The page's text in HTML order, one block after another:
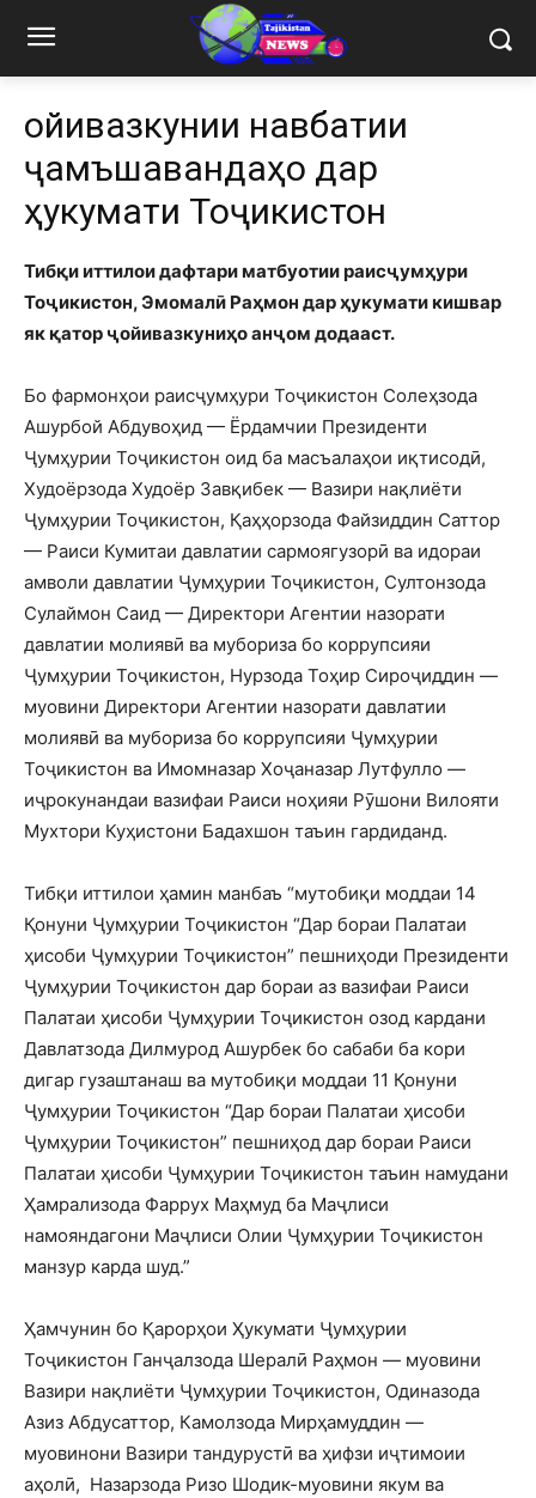
Ҷойивазкунии навбатии
ҷамъшавандаҳо дар
ҳукумати Тоҷикистон
Тибқи иттилои дафтари матбуотии раисҷумҳури
Тоҷикистон, Эмомалӣ Раҳмон дар ҳукумати кишвар
як қатор ҷойивазкуниҳо анҷом додааст.
Бо фармонҳои раисҷумҳури Тоҷикистон Солеҳзода
Ашурбой Абдувоҳид — Ёрдамчии Президенти
Ҷумҳурии Тоҷикистон оид ба масъалаҳои иқтисодӣ,
Худоёрзода Худоёр Завқибек — Вазири нақлиёти
Ҷумҳурии Тоҷикистон, Қаҳҳорзода Файзиддин Саттор
— Раиси Кумитаи давлатии сармоягузорӣ ва идораи
амволи давлатии Ҷумҳурии Тоҷикистон, Султонзода
Сулаймон Саид — Директори Агентии назорати
давлатии молиявӣ ва мубориза бо коррупсияи
Ҷумҳурии Тоҷикистон, Нурзода Тоҳир Сироҷиддин —
муовини Директори Агентии назорати давлатии
молиявӣ ва мубориза бо коррупсияи Ҷумҳурии
Тоҷикистон ва Имомназар Хоҷаназар Лутфулло —
иҷрокунандаи вазифаи Раиси ноҳияи Рӯшони Вилояти
Мухтори Куҳистони Бадахшон таъин гардиданд.
Тибқи иттилои ҳамин манбаъ “мутобиқи моддаи 14
Қонуни Ҷумҳурии Тоҷикистон “Дар бораи Палатаи
ҳисоби Ҷумҳурии Тоҷикистон” пешниҳоди Президенти
Ҷумҳурии Тоҷикистон дар бораи аз вазифаи Раиси
Палатаи ҳисоби Ҷумҳурии Тоҷикистон озод кардани
Давлатзода Дилмурод Ашурбек бо сабаби ба кори
дигар гузаштанаш ва мутобиқи моддаи 11 Қонуни
Ҷумҳурии Тоҷикистон “Дар бораи Палатаи ҳисоби
Ҷумҳурии Тоҷикистон” пешниҳод дар бораи Раиси
Палатаи ҳисоби Ҷумҳурии Тоҷикистон таъин намудани
Ҳамрализода Фаррух Маҳмуд ба Маҷлиси
намояндагони Маҷлиси Олии Ҷумҳурии Тоҷикистон
манзур карда шуд.”
Ҳамчунин бо Қарорҳои Ҳукумати Ҷумҳурии
Тоҷикистон Ганҷалзода Шералӣ Раҳмон — муовини
Вазири нақлиёти Ҷумҳурии Тоҷикистон, Одиназода
Азиз Абдусаттор, Камолзода Мирҳамуддин —
муовинони Вазири тандурустӣ ва ҳифзи иҷтимоии
аҳолӣ, Назарзода Ризо Шодик-муовини якум ва